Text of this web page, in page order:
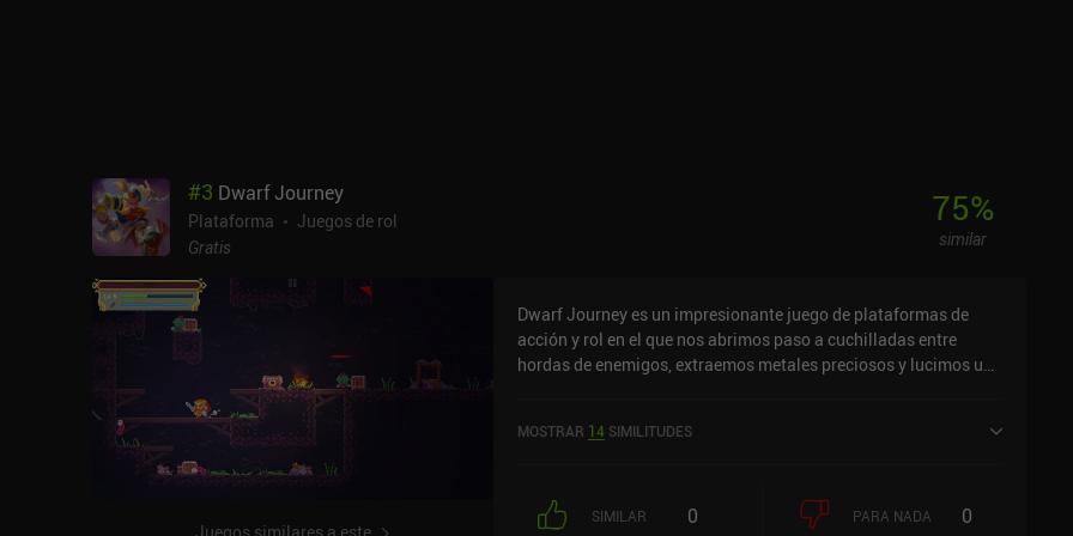
#3 Dwarf Journey
Plataforma
Juegos de rol
Gratis
75%
similar
Juegos similares a este
Dwarf Journey es un impresionante juego de plataformas de
acción y rol en el que nos abrimos paso a cuchilladas entre
hordas de enemigos, extraemos metales preciosos y lucimos una
interminable en la que cada muerte le devuelve a la cima de la
llena de minerales raros, tesoros y enemigos que proporcionan
MOSTRAR 14 SIMILITUDES
SIMILAR 0 PARA NADA 0